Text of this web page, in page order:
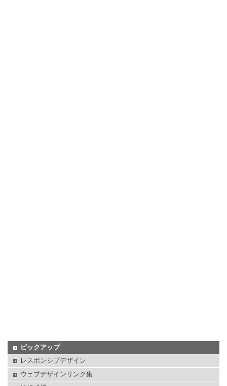
ピックアップ
レスポンシブデザイン
ウェブデザインリンク集